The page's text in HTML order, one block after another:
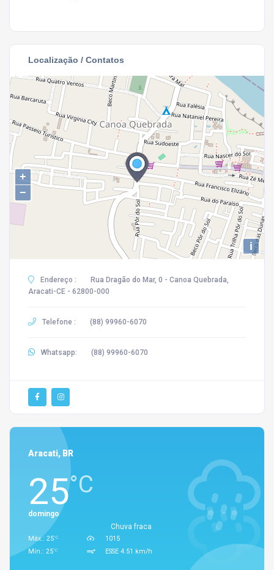
Localização / Contatos
+
−
i
Endereço :
Rua Dragão do Mar, 0 - Canoa Quebrada,
Aracati-CE - 62800-000
Telefone : (88) 99960-6070
Whatsapp: (88) 99960-6070
Aracati, BR
25°C
Chuva fraca
domingo
Máx.: 25°C
Mín.: 25°C
1015
ESSE 4.51 km/h